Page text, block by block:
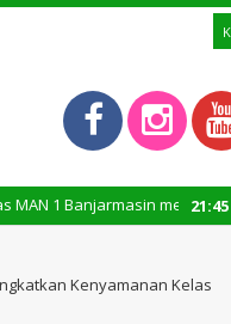
21:45
menuju Wilayah
Kenyamanan Kelas